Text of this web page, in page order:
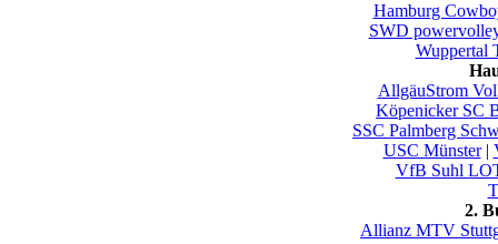
Hamburg
SWD
Wuppertal
AllgäuStrom
Köpenicker SC
SSC Palmberg
USC Münster|
VfB Suhl
2.
Allianz MTV